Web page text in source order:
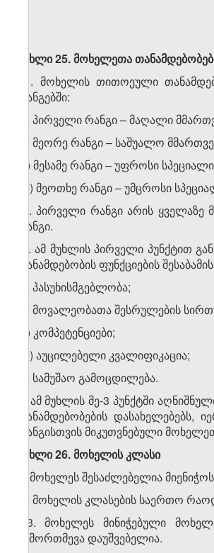
მუხლი 25. მოხელეთა
1. მოხელის თითოეული
რანგებში:
ა) პირველი რანგი – მაღალი
ბ) მეორე რანგი – საშუალო
გ) მესამე რანგი – უფროსი
დ) მეოთხე რანგი – უმცროსი
2. პირველი რანგი არის
რანგი.
3. ამ მუხლის პირველი პუნქტით
თანამდებობის ფუნქციების
ა) პასუხისმგებლობა;
ბ) მოვალეობათა შესრულების
გ) კომპეტენციები;
დ) აუცილებელი კვალიფიკაცია;
ე) სამუშაო გამოცდილება.
4. ამ მუხლის მე-3 პუნქტში
თანამდებობების დასახელებებს,
რანგისთვის მიკუთვნებული
მუხლი 26. მოხელის კლასი
1. მოხელეს შესაძლებელია
2. მოხელის კლასების საერთო
3. მოხელეს მინიჭებული
ჩამორთმევა დაუშვებელია.